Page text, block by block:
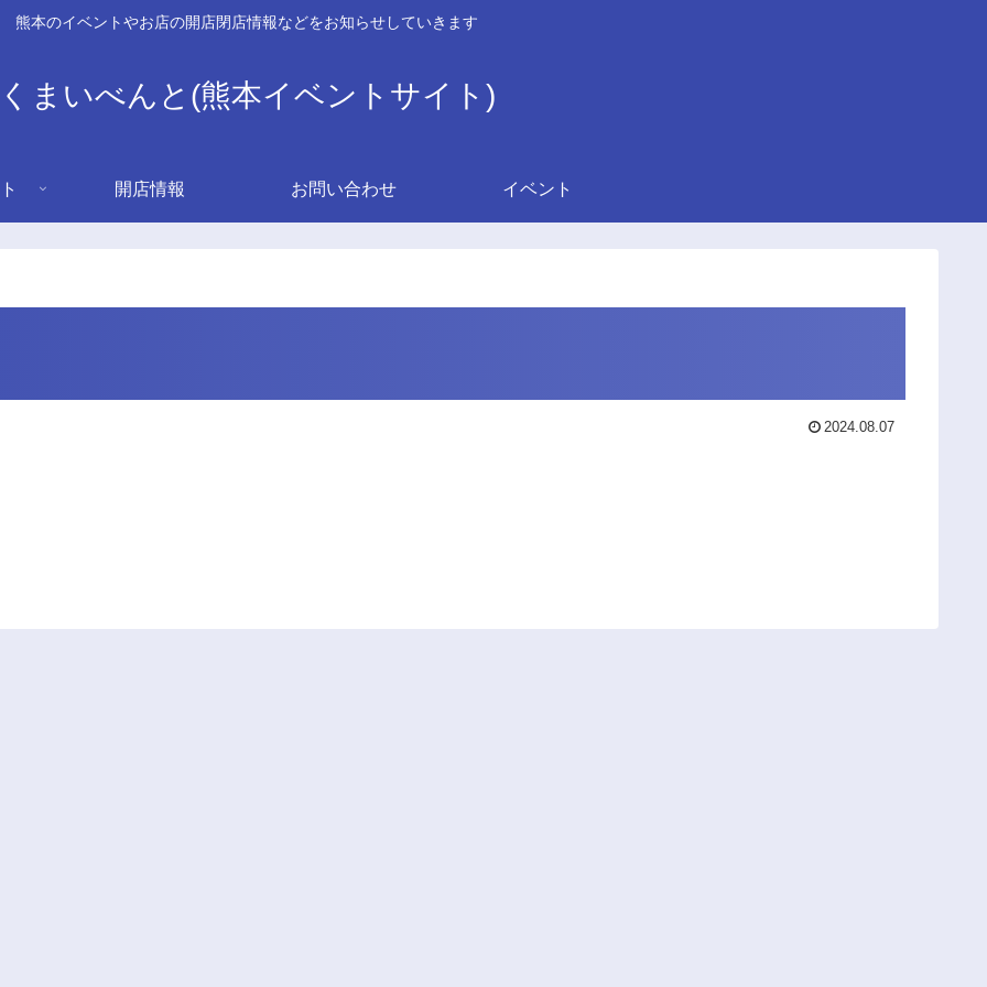
熊本のイベントやお店の開店閉店情報などをお知らせしていきます
まいべんと(熊本イベントサイト)
開店情報 お問い合わせ イベント
2024.08.07